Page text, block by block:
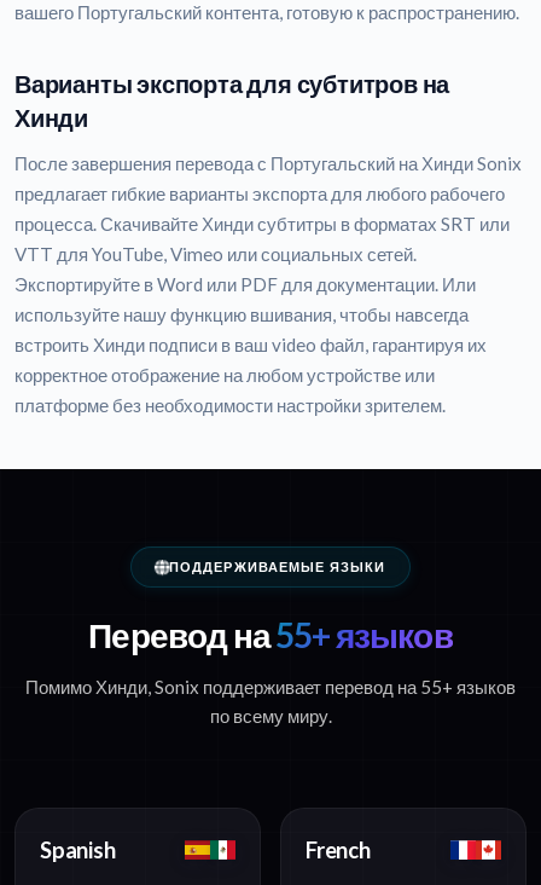
вашего Португальский контента, готовую к распространению.
Варианты экспорта для субтитров на
Хинди
После завершения перевода с Португальский на Хинди Sonix
предлагает гибкие варианты экспорта для любого рабочего
процесса. Скачивайте Хинди субтитры в форматах SRT или
VTT для YouTube, Vimeo или социальных сетей.
Экспортируйте в Word или PDF для документации. Или
используйте нашу функцию вшивания, чтобы навсегда
встроить Хинди подписи в ваш video файл, гарантируя их
корректное отображение на любом устройстве или
платформе без необходимости настройки зрителем.
ПОДДЕРЖИВАЕМЫЕ ЯЗЫКИ
Перевод на55+ языков
Помимо Хинди, Sonix поддерживает перевод на 55+ языков
по всему миру.
Spanish French